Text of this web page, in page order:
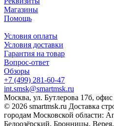
Магазины
Помощь
Условия оплаты
Условия доставки
Гарантия на товар
Вопрос-ответ
Обзоры
+7 (499) 281-60-47
int.smsk@smartmsk.ru
Москва, ул. Бутлерова 17б, офис
© 2026 smartmsk.ru Доставка
городам Московской области:
Белоозёрский, Бронницы,